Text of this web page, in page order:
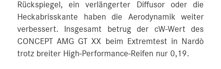
Rückspiegel, ein verlängerter Diffusor oder die
Heckabrisskante haben die Aerodynamik weiter
verbessert. Insgesamt betrug der cW-Wert des
CONCEPT AMG GT XX beim Extremtest in Nardò
trotz breiter High-Performance-Reifen nur 0,19.